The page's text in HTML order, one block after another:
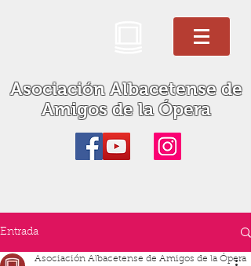
Asociación Albacetense de
Amigos de la Ópera
Entrada
Asociación Albacetense de Amigos de la Ópera